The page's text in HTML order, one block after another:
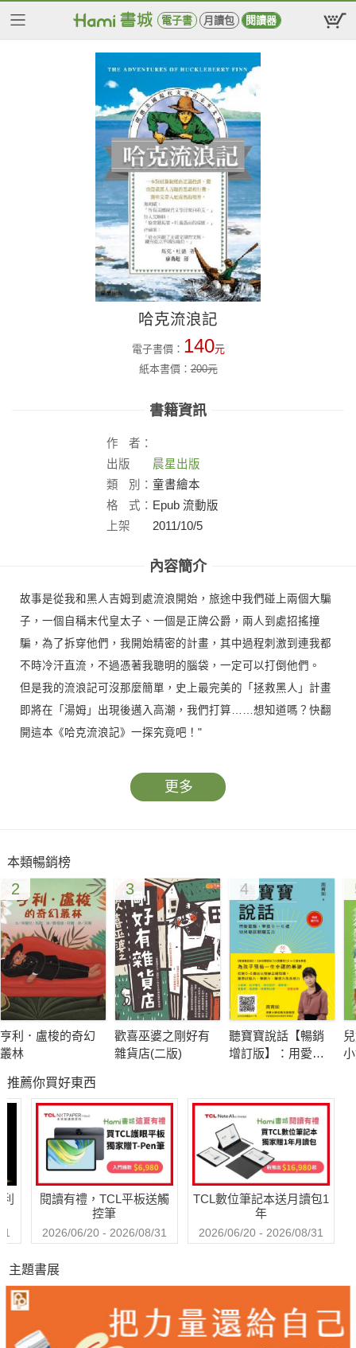
電子書 月讀包 閱讀器
哈克流浪記
電子書價： 140元
紙本書價：200元
書籍資訊
作
者：
出版
社：
晨星出版
類
別： 童書繪本
格
式： Epub 流動版
上架
2011/10/5
內容簡介
故事是從我和黑人吉姆到處流浪開始，旅途中我們碰上兩個大騙
子，一個自稱末代皇太子、一個是正牌公爵，兩人到處招搖撞
騙，為了拆穿他們，我開始精密的計畫，其中過程刺激到連我都
不時冷汗直流，不過憑著我聰明的腦袋，一定可以打倒他們。
但是我的流浪記可沒那麼簡單，史上最完美的「拯救黑人」計畫
即將在「湯姆」出現後邁入高潮，我們打算……想知道嗎？快翻
開這本《哈克流浪記》一探究竟吧！"
更多
本類暢銷榜
2
亨利．盧梭的奇幻
叢林
3
歡喜巫婆之剛好有
雜貨店(二版)
4
聽寶寶說話【暢銷
增訂版】：用愛塑
推薦你買好東西
閱讀有禮，TCL平板送觸
控筆
2026/06/20 - 2026/08/31
TCL數位筆記本送月讀包1
年
2026/06/20 - 2026/08/31
主題書展